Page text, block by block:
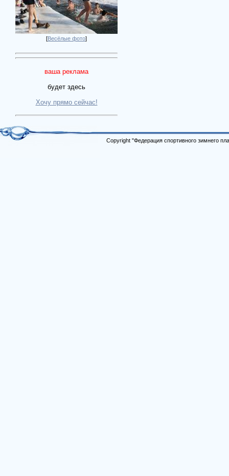
[Весёлые фото]
ваша реклама
будет здесь
Хочу прямо сейчас!
Copyright "Федерация спортивного зимнего